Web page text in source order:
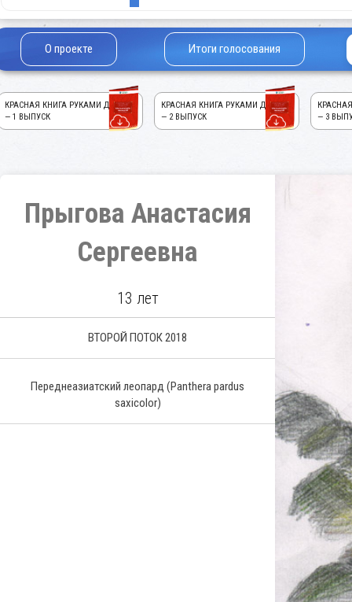
О проекте Итоги голосования
КРАСНАЯ КНИГА РУКАМИ ДЕТЕЙ!
— 1 ВЫПУСК
КРАСНАЯ КНИГА РУКАМИ ДЕТЕЙ!
— 2 ВЫПУСК
— 3
Прыгова Анастасия
Сергеевна
13 лет
ВТОРОЙ ПОТОК 2018
Переднеазиатский леопард (Panthera pardus
saxicolor)